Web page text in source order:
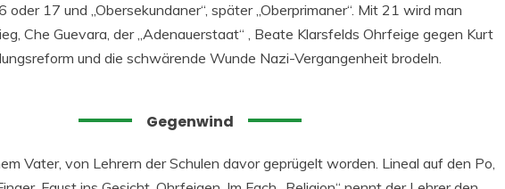
oder 17 und „Obersekundaner“, später „Oberprimaner“. Mit 21 wird man
Che Guevara, der „Adenauerstaat“ , Beate Klarsfelds Ohrfeige gegen Kurt
und die schwärende Wunde Nazi-Vergangenheit brodeln.
Gegenwind
Vater, von Lehrern der Schulen davor geprügelt worden. Lineal auf den Po,